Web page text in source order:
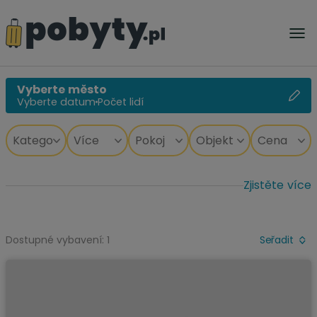
Vyberte město
Vyberte datum Počet lidí
Zjistěte více
Dostupné vybavení: 1 Seřadit